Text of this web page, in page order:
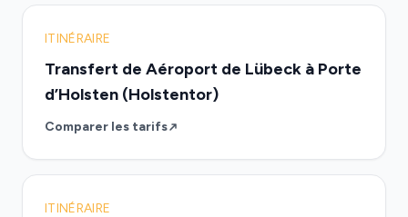
ITINÉRAIRE
Transfert de Aéroport de Lübeck à Porte
d’Holsten (Holstentor)
Comparer les tarifs
ITINÉRAIRE